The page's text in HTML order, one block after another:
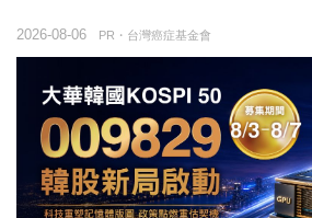
PR・台灣癌症基金會
2026-08-06